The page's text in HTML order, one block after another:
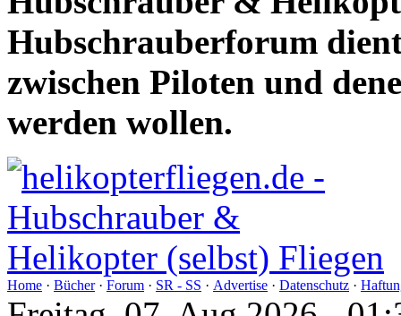
Hubschrauberforum
zwischen Piloten und
werden wollen.
Home · Bücher· Forum · SR - SS · Advertise · Datenschutz ·